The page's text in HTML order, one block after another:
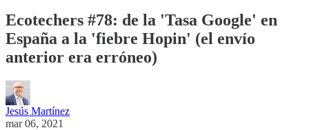
Ecotechers #78: de la 'Tasa Google' en
España a la 'fiebre Hopin' (el envío
anterior era erróneo)
Jesús Martínez
mar 06, 2021